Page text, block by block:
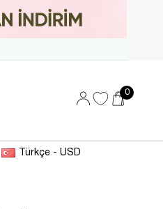
0
Türkçe - USD